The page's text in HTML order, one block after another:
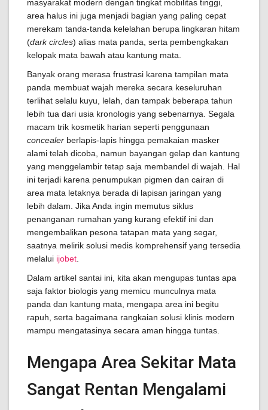
masyarakat modern dengan tingkat mobilitas tinggi,
area halus ini juga menjadi bagian yang paling cepat
merekam tanda-tanda kelelahan berupa lingkaran hitam
(dark circles) alias mata panda, serta pembengkakan
kelopak mata bawah atau kantung mata.
Banyak orang merasa frustrasi karena tampilan mata
panda membuat wajah mereka secara keseluruhan
terlihat selalu kuyu, lelah, dan tampak beberapa tahun
lebih tua dari usia kronologis yang sebenarnya. Segala
macam trik kosmetik harian seperti penggunaan
concealer berlapis-lapis hingga pemakaian masker
alami telah dicoba, namun bayangan gelap dan kantung
yang menggelambir tetap saja membandel di wajah. Hal
ini terjadi karena penumpukan pigmen dan cairan di
area mata letaknya berada di lapisan jaringan yang
lebih dalam. Jika Anda ingin memutus siklus
penanganan rumahan yang kurang efektif ini dan
mengembalikan pesona tatapan mata yang segar,
saatnya melirik solusi medis komprehensif yang tersedia
melalui ijobet
Dalam artikel santai ini, kita akan mengupas tuntas apa
saja faktor biologis yang memicu munculnya mata
panda dan kantung mata, mengapa area ini begitu
rapuh, serta bagaimana rangkaian solusi klinis modern
mampu mengatasinya secara aman hingga tuntas.
Mengapa Area Sekitar Mata
Sangat Rentan Mengalami